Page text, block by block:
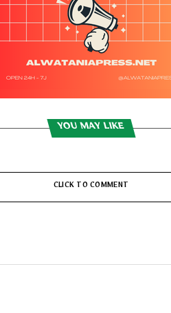
YOU MAY LIKE
CLICK TO COMMENT